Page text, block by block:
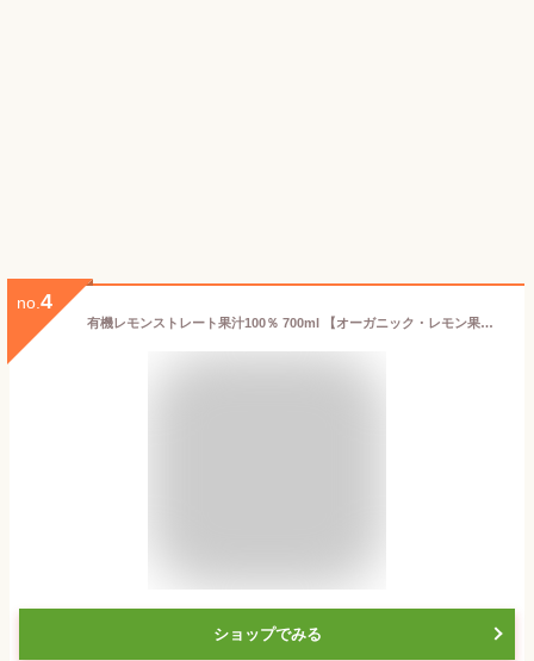
no. 4
有機レモンストレート果汁100％ 700ml 【オーガニック・レモン果汁・ビオカ・BIOCA】【イタリア・シチリア産 フェミネロ種】
ショップでみる